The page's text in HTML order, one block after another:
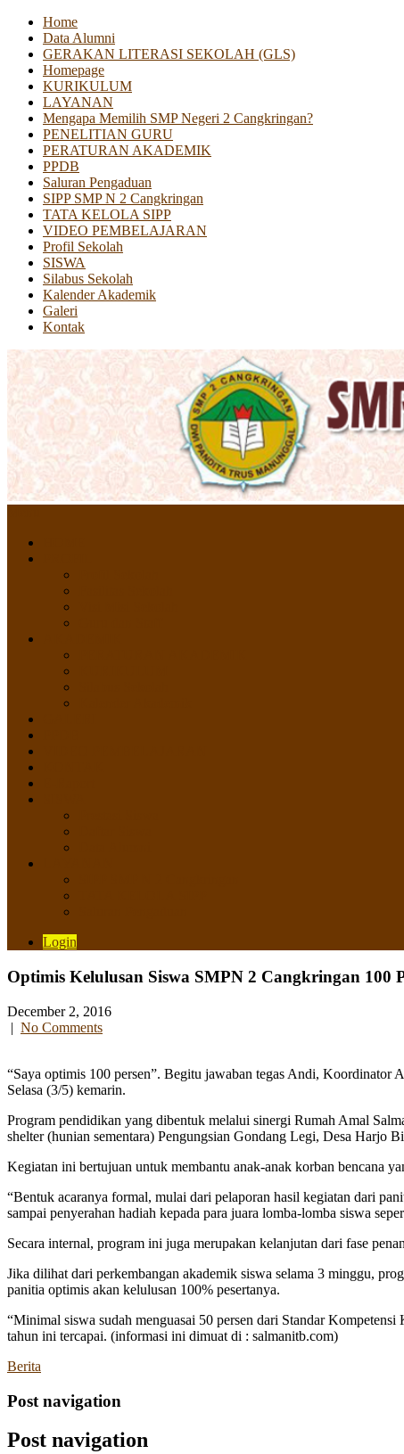
Home
Data Alumni
GERAKAN LITERASI SEKOLAH (GLS)
Homepage
KURIKULUM
LAYANAN
Mengapa Memilih SMP Negeri 2 Cangkringan?
PENELITIAN GURU
PERATURAN AKADEMIK
PPDB
Saluran Pengaduan
SIPP SMP N 2 Cangkringan
TATA KELOLA SIPP
VIDEO PEMBELAJARAN
Profil Sekolah
SISWA
Silabus Sekolah
Kalender Akademik
Galeri
Kontak
Login
Optimis Kelulusan Siswa SMPN 2 Cangkringan 100
December 2, 2016
| No Comments
“Saya optimis 100 persen”. Begitu jawaban tegas Andi,
Selasa (3/5) kemarin.
Program pendidikan yang dibentuk melalui sinergi Rumah Amal
shelter (hunian sementara) Pengungsian Gondang Legi, Desa Harjo
Kegiatan ini bertujuan untuk membantu anak-anak korban bencana
“Bentuk acaranya formal, mulai dari pelaporan hasil kegiatan dari
sampai penyerahan hadiah kepada para juara lomba-lomba siswa
Secara internal, program ini juga merupakan kelanjutan dari fase
Jika dilihat dari perkembangan akademik siswa selama 3 minggu,
panitia optimis akan kelulusan 100% pesertanya.
“Minimal siswa sudah menguasai 50 persen dari Standar
tahun ini tercapai. (informasi ini dimuat di : salmanitb.com)
Berita
Post navigation
Post navigation